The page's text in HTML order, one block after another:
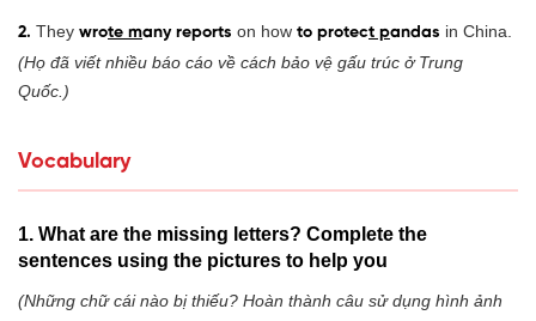
2. They wrote many reports on how to protect pandas in China.
(Họ đã viết nhiều báo cáo về cách bảo vệ gấu trúc ở Trung
Quốc.)
Vocabulary
1. What are the missing letters? Complete the
sentences using the pictures to help you
(Những chữ cái nào bị thiếu? Hoàn thành câu sử dụng hình ảnh